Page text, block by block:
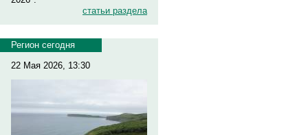
статьи раздела
Регион сегодня
22 Мая 2026, 13:30